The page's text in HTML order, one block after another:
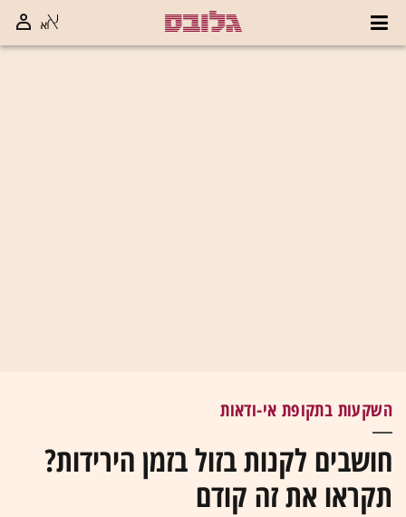
השקעות בתקופת אי-ודאות
חושבים לקנות בזול בזמן הירידות?
תקראו את זה קודם